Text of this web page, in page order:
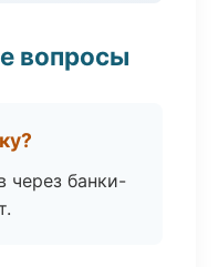
вопросы
через банки-